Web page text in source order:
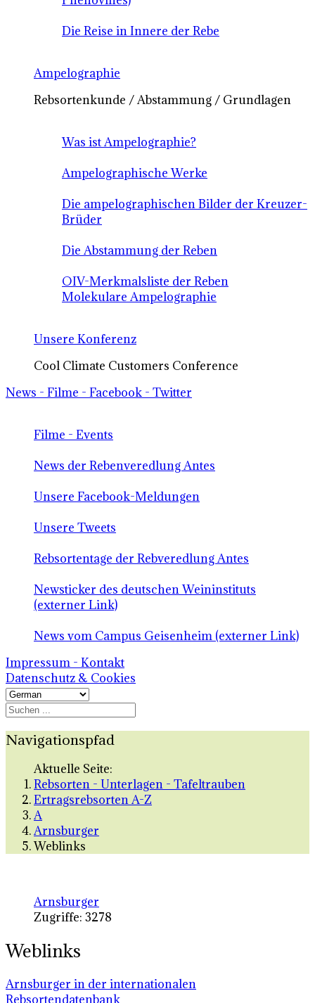
Die Reise in Innere der Rebe
Ampelographie
Rebsortenkunde / Abstammung / Grundlagen
Was ist Ampelographie?
Ampelographische Werke
Die ampelographischen Bilder der Kreuzer-
Brüder
Die Abstammung der Reben
OIV-Merkmalsliste der Reben
Molekulare Ampelographie
Unsere Konferenz
Cool Climate Customers Conference
News - Filme - Facebook - Twitter
Filme - Events
News der Rebenveredlung Antes
Unsere Facebook-Meldungen
Unsere Tweets
Rebsortentage der Rebveredlung Antes
Newsticker des deutschen Weininstituts
(externer Link)
News vom Campus Geisenheim (externer Link)
Impressum - Kontakt
Datenschutz & Cookies
Navigationspfad
Aktuelle Seite:
Rebsorten - Unterlagen - Tafeltrauben
Ertragsrebsorten A-Z
A
Arnsburger
Weblinks
Arnsburger
Zugriffe: 3278
Weblinks
Arnsburger in der internationalen
Rebsortendatenbank